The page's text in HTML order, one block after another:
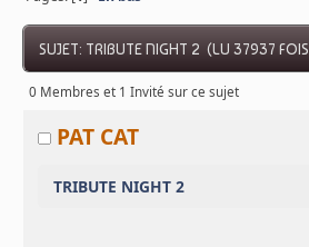
SUJET: TRIBUTE NIGHT 2 (LU 37937
0 Membres et 1 Invité sur ce sujet
PAT CAT
TRIBUTE NIGHT 2